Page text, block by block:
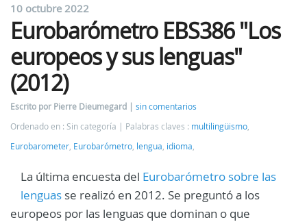
10 octubre 2022
Eurobarómetro EBS386 "Los
europeos y sus lenguas"
(2012)
Escrito por Pierre Dieumegard
sin comentarios
Ordenado en : Sin categoría
Palabras claves : multilingüismo
Eurobarometer Eurobarómetro lengua idioma
La última encuesta del Eurobarómetro sobre las
lenguas se realizó en 2012. Se preguntó a los
europeos por las lenguas que dominan o que